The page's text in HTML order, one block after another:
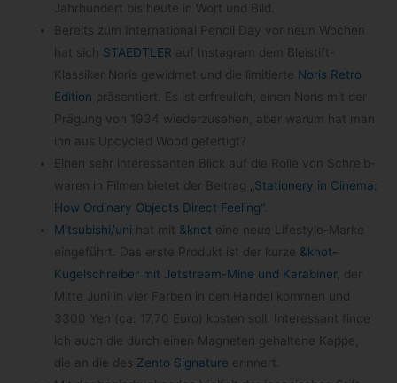
Jahr­hun­dert bis heute in Wort und Bild.
Bereits zum Inter­na­tio­nal Pen­cil Day vor neun Wochen
hat sich STAEDTLER auf Insta­gram dem Bleistift-​
Klassiker Noris gewid­met und die limi­tierte Noris Retro
Edi­tion prä­sen­tiert. Es ist erfreu­lich, einen Noris mit der
Prä­gung von 1934 wie­der­zu­se­hen, aber warum hat man
ihn aus Upcy­cled Wood gefertigt?
Einen sehr inter­es­san­ten Blick auf die Rolle von Schreib­
wa­ren in Fil­men bie­tet der Bei­trag „Sta­tio­nery in Cinema:
How Ordi­nary Objects Direct Fee­ling“.
Mitsubishi/​uni hat mit &knot eine neue Lifestyle-​Marke
ein­ge­führt. Das erste Pro­dukt ist der kurze &knot-
Kugelschreiber mit Jetstream-​Mine und Kara­bi­ner , der
Mitte Juni in vier Far­ben in den Han­del kom­men und
3300 Yen (ca. 17,70 Euro) kos­ten soll. Inter­es­sant finde
ich auch die durch einen Magne­ten gehal­tene Kappe,
die an die des Zento Signa­ture erinnert.